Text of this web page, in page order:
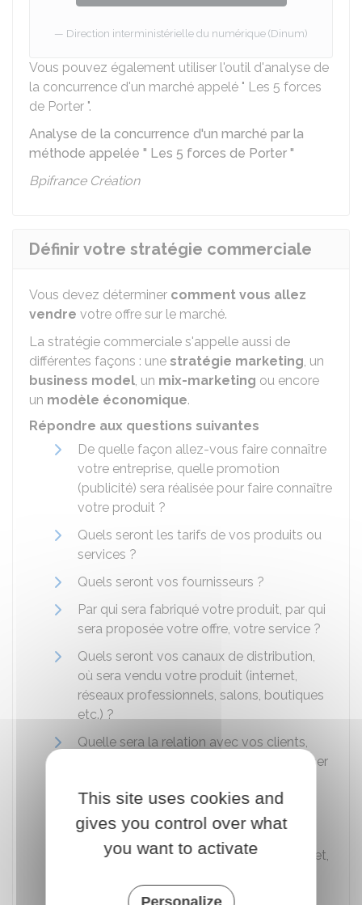
Direction interministérielle du numérique (Dinum)
Vous pouvez également utiliser l'outil d'analyse de
la concurrence d'un marché appelé " Les 5 forces
de Porter ".
Analyse de la concurrence d'un marché par la
méthode appelée " Les 5 forces de Porter "
Bpifrance Création
Définir votre stratégie commerciale
Vous devez déterminer comment vous allez
vendre votre offre sur le marché.
La stratégie commerciale s'appelle aussi de
différentes façons : une stratégie marketing, un
business model, un mix-marketing ou encore
un modèle économique.
Répondre aux questions suivantes
De quelle façon allez-vous faire connaître
votre entreprise, quelle promotion
(publicité) sera réalisée pour faire connaître
votre produit ?
Quels seront les tarifs de vos produits ou
services ?
Quels seront vos fournisseurs ?
Par qui sera fabriqué votre produit, par qui
sera proposée votre offre, votre service ?
Quels seront vos canaux de distribution,
où sera vendu votre produit (internet,
réseaux professionnels, salons, boutiques
etc.) ?
Quelle sera la relation avec vos clients,
comment avez-vous prévu de les fidéliser
Où seront stockés vos produits ?
Quelles seront les pistes de
développement de votre activité (internet,
This site uses cookies and
gives you control over what
you want to activate
Personalize